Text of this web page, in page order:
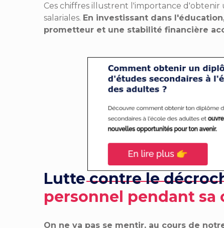
Ces chiffres illustrent l'importance d'obtenir
salariales. En investissant dans
prometteur et une stabilité financière
Lutte contre le
personnel pendant sa
On ne va pas se mentir, au cours de